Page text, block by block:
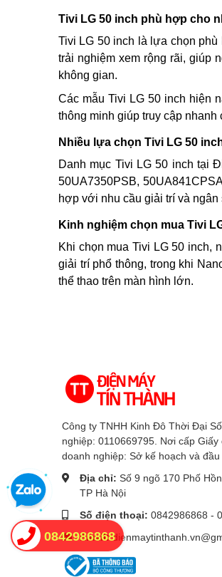
Tivi LG 50 inch phù hợp cho
Tivi LG 50 inch là lựa chọn
trải nghiệm xem rộng rãi, giúp
không gian.
Các mẫu Tivi LG 50 inch hiện
thông minh giúp truy cập
Nhiều lựa chọn Tivi LG 50
Danh mục Tivi LG 50 inch tại
50UA7350PSB,
hợp với nhu cầu giải trí và ngân
Kinh nghiệm chọn mua Tivi
Khi chọn mua Tivi LG 50 inch,
giải trí phổ thông, trong khi
thể thao trên màn hình lớn.
Công ty TNHH Kinh Đô Thời Đại
nghiệp: 0110669795. Nơi cấp
doanh nghiệp: Sở kế hoạch và
Địa chỉ: Số 9 ngõ 170 Phố
TP Hà Nội
Số điện thoại: 0842986868 -
Email:
0842986868